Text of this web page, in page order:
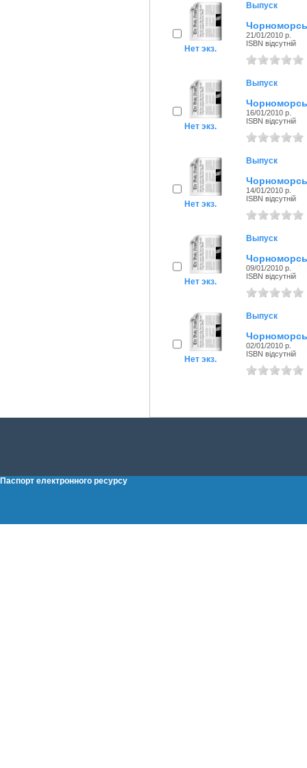
Нет экз.
Выпуск
21/01/2010 р.
ISBN відсутній
Нет экз.
Выпуск
16/01/2010 р.
ISBN відсутній
Нет экз.
Выпуск
14/01/2010 р.
ISBN відсутній
Нет экз.
Выпуск
09/01/2010 р.
ISBN відсутній
Нет экз.
Выпуск
02/01/2010 р.
ISBN відсутній
Паспорт електронного ресурсу